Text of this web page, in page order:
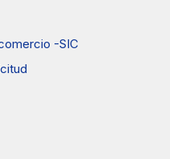
-SIC